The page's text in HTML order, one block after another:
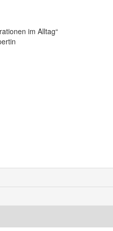
im Alltag“